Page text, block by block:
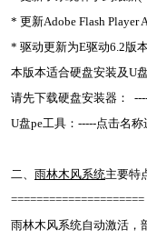
* 更新Adobe Flash Player
* 驱动更新为E驱动6.2版
本版本适合硬盘安装及U
请先下载硬盘安装器：
U盘pe工具：-----点击名
二、 雨林木风系统主要特
=====================
雨林木风系统自动激活，